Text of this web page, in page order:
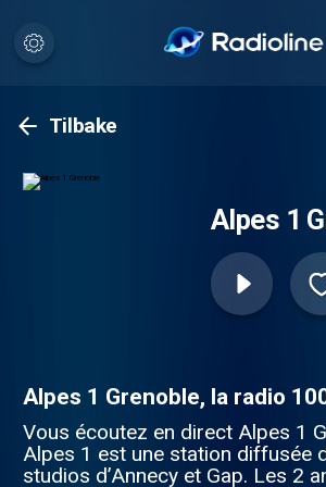
Tilbake
Alpes 1
Alpes 1 Grenoble, la radio
Vous écoutez en direct Alpes 1
Alpes 1 est une station diffusée
studios d’Annecy et Gap. Les 2